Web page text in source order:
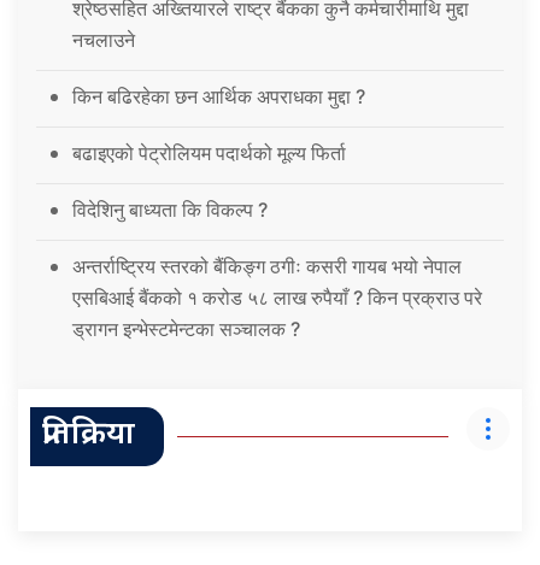
श्रेष्ठसहित अख्तियारले राष्ट्र बैंकका कुनै कर्मचारीमाथि मुद्दा
नचलाउने
किन बढिरहेका छन आर्थिक अपराधका मुद्दा ?
बढाइएको पेट्रोलियम पदार्थको मूल्य फिर्ता
विदेशिनु बाध्यता कि विकल्प ?
अन्तर्राष्ट्रिय स्तरको बैंकिङ्ग ठगीः कसरी गायब भयो नेपाल
एसबिआई बैंकको १ करोड ५८ लाख रुपैयाँ ? किन प्रक्राउ परे
ड्रागन इन्भेस्टमेन्टका सञ्चालक ?
प्रतिक्रिया